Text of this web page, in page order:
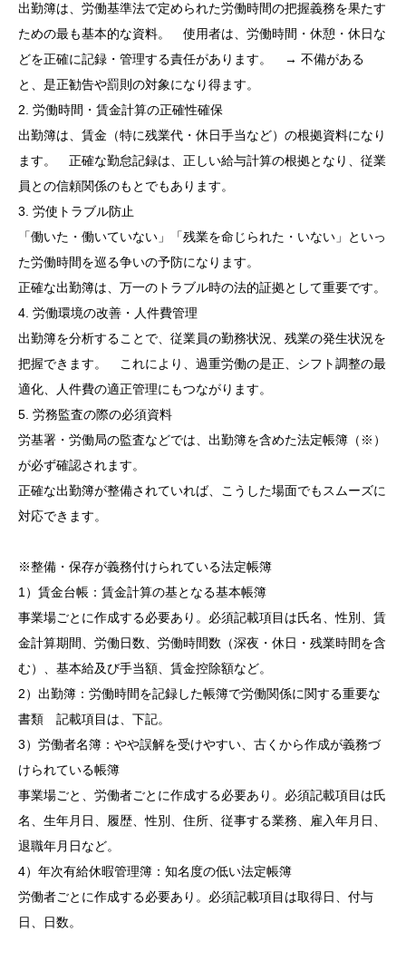
出勤簿は、労働基準法で定められた労働時間の把握義務を果たす
ための最も基本的な資料。 使用者は、労働時間・休憩・休日な
どを正確に記録・管理する責任があります。 → 不備がある
と、是正勧告や罰則の対象になり得ます。
2. 労働時間・賃金計算の正確性確保
出勤簿は、賃金（特に残業代・休日手当など）の根拠資料になり
ます。 正確な勤怠記録は、正しい給与計算の根拠となり、従業
員との信頼関係のもとでもあります。
3. 労使トラブル防止
「働いた・働いていない」「残業を命じられた・いない」といっ
た労働時間を巡る争いの予防になります。
正確な出勤簿は、万一のトラブル時の法的証拠として重要です。
4. 労働環境の改善・人件費管理
出勤簿を分析することで、従業員の勤務状況、残業の発生状況を
把握できます。 これにより、過重労働の是正、シフト調整の最
適化、人件費の適正管理にもつながります。
5. 労務監査の際の必須資料
労基署・労働局の監査などでは、出勤簿を含めた法定帳簿（※）
が必ず確認されます。
正確な出勤簿が整備されていれば、こうした場面でもスムーズに
対応できます。
※整備・保存が義務付けられている法定帳簿
1）賃金台帳：賃金計算の基となる基本帳簿
事業場ごとに作成する必要あり。必須記載項目は氏名、性別、賃
金計算期間、労働日数、労働時間数（深夜・休日・残業時間を含
む）、基本給及び手当額、賃金控除額など。
2）出勤簿：労働時間を記録した帳簿で労働関係に関する重要な
書類 記載項目は、下記。
3）労働者名簿：やや誤解を受けやすい、古くから作成が義務づ
けられている帳簿
事業場ごと、労働者ごとに作成する必要あり。必須記載項目は氏
名、生年月日、履歴、性別、住所、従事する業務、雇入年月日、
退職年月日など。
4）年次有給休暇管理簿：知名度の低い法定帳簿
労働者ごとに作成する必要あり。必須記載項目は取得日、付与
日、日数。